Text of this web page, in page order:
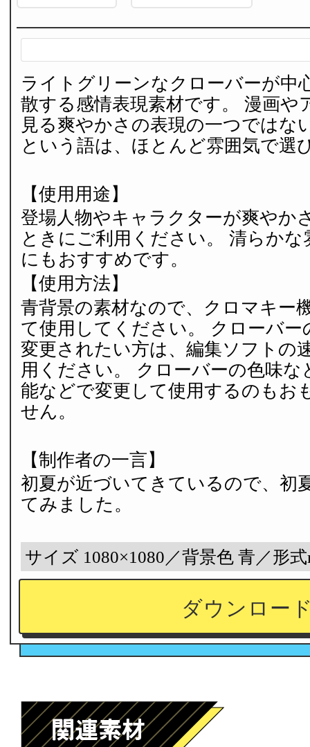
ダウンロー
ライトグリーンなクローバーが中
散する感情表現素材です。 漫画や
見る爽やかさの表現の一つではな
という語は、ほとんど雰囲気で選
【使用用途】
登場人物やキャラクターが爽やか
ときにご利用ください。 清らか
にもおすすめです。
【使用方法】
青背景の素材なので、クロマキー
て使用してください。 クローバ
変更されたい方は、編集ソフトの
用ください。 クローバーの色味
能などで変更して使用するのもお
せん。
【制作者の一言】
初夏が近づいてきているので、初
てみました。
サイズ 1080×1080／背景色 青／形式